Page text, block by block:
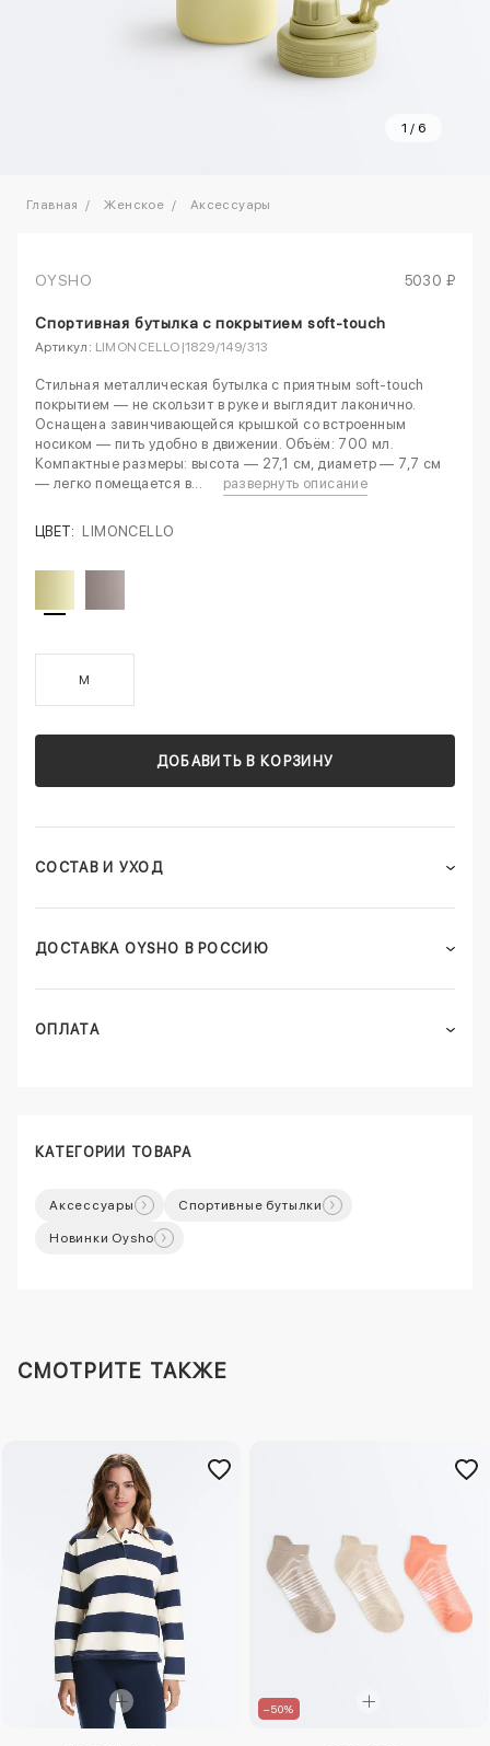
1 / 6
Главная Женское Аксессуары
OYSHO 5030 ₽
Спортивная бутылка с покрытием soft-touch
Артикул: LIMONCELLO|1829/149/313
Стильная металлическая бутылка с приятным soft-touch
покрытием — не скользит в руке и выглядит лаконично.
Оснащена завинчивающейся крышкой со встроенным
носиком — пить удобно в движении. Объём: 700 мл.
Компактные размеры: высота — 27,1 см, диаметр — 7,7 см
— легко помещается в...
развернуть описание
ЦВЕТ: LIMONCELLO
M
ДОБАВИТЬ В КОРЗИНУ
СОСТАВ И УХОД
ДОСТАВКА OYSHO В РОССИЮ
ОПЛАТА
КАТЕГОРИИ ТОВАРА
Аксессуары Спортивные бутылки
Новинки Oysho
СМОТРИТЕ ТАКЖЕ
–50%